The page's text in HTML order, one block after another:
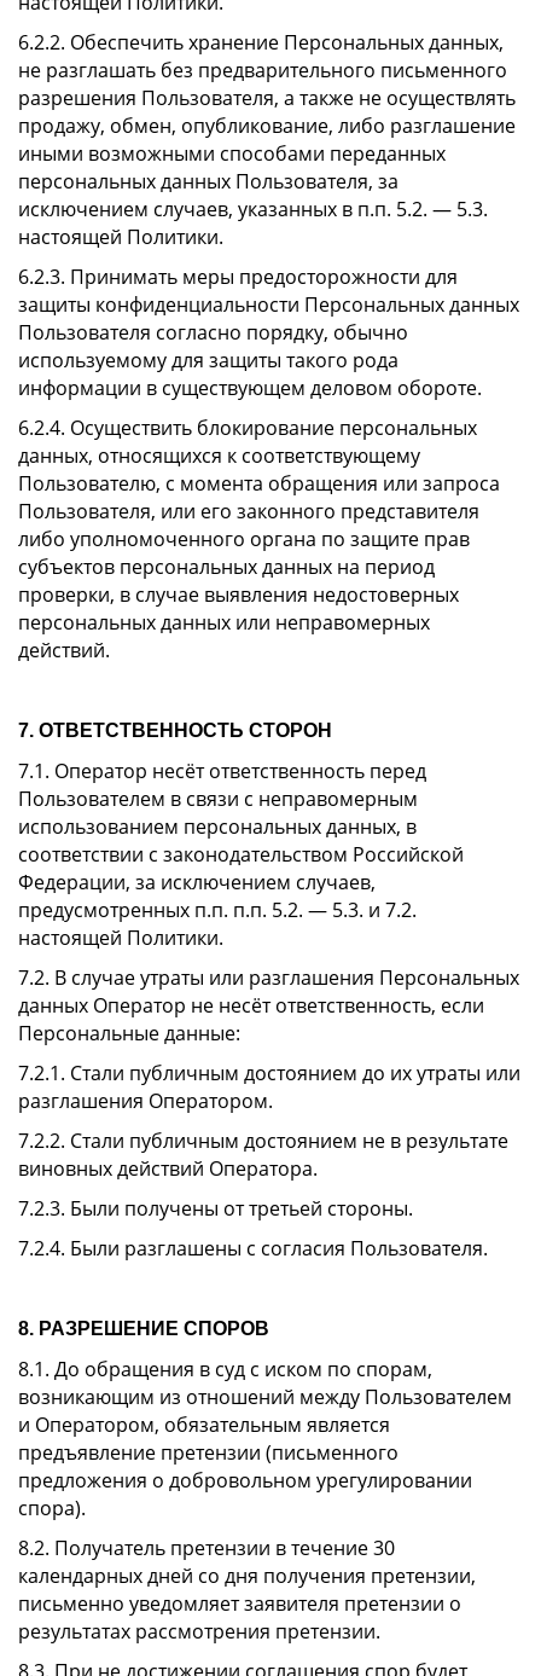
6.2.2. Обеспечить хранение Персональных данных,
не разглашать без предварительного письменного
разрешения Пользователя, а также не осуществлять
продажу, обмен, опубликование, либо разглашение
иными возможными способами переданных
персональных данных Пользователя, за
исключением случаев, указанных в п.п. 5.2. — 5.3.
настоящей Политики.
6.2.3. Принимать меры предосторожности для
защиты конфиденциальности Персональных данных
Пользователя согласно порядку, обычно
используемому для защиты такого рода
информации в существующем деловом обороте.
6.2.4. Осуществить блокирование персональных
данных, относящихся к соответствующему
Пользователю, с момента обращения или запроса
Пользователя, или его законного представителя
либо уполномоченного органа по защите прав
субъектов персональных данных на период
проверки, в случае выявления недостоверных
персональных данных или неправомерных
действий.
7. ОТВЕТСТВЕННОСТЬ СТОРОН
7.1. Оператор несёт ответственность перед
Пользователем в связи с неправомерным
использованием персональных данных, в
соответствии с законодательством Российской
Федерации, за исключением случаев,
предусмотренных п.п. п.п. 5.2. — 5.3. и 7.2.
настоящей Политики.
7.2. В случае утраты или разглашения Персональных
данных Оператор не несёт ответственность, если
Персональные данные:
7.2.1. Стали публичным достоянием до их утраты или
разглашения Оператором.
7.2.2. Стали публичным достоянием не в результате
виновных действий Оператора.
7.2.3. Были получены от третьей стороны.
7.2.4. Были разглашены с согласия Пользователя.
8. РАЗРЕШЕНИЕ СПОРОВ
8.1. До обращения в суд с иском по спорам,
возникающим из отношений между Пользователем
и Оператором, обязательным является
предъявление претензии (письменного
предложения о добровольном урегулировании
спора).
8.2. Получатель претензии в течение 30
календарных дней со дня получения претензии,
письменно уведомляет заявителя претензии о
результатах рассмотрения претензии.